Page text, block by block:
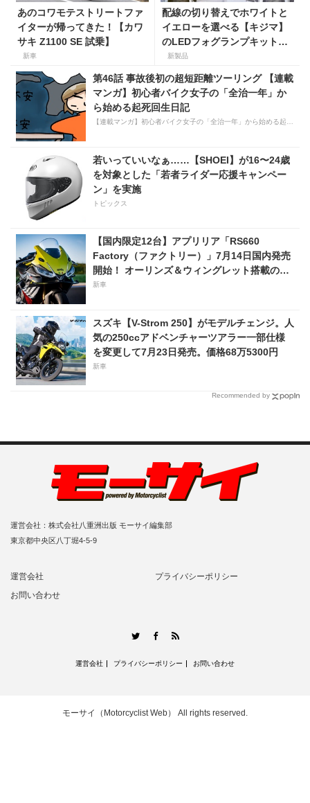
あのコワモテストリートファ
イターが帰ってきた！【カワ
サキ Z1100 SE 試乗】
新車
配線の切り替えでホワイトと
イエローを選べる【キジマ】
のLEDフォグランプキットに
ホンダ ダックス／グロム用が
登場
新製品
第46話 事故後初の超短距離ツーリング 【連載
マンガ】初心者バイク女子の「全治一年」か
ら始める起死回生日記
【連載マンガ】初心者バイク女子の「全治一年」から始める起死回生日記
若いっていいなぁ……【SHOEI】が16〜24歳
を対象とした「若者ライダー応援キャンペー
ン」を実施
トピックス
【国内限定12台】アプリリア「RS660
Factory（ファクトリー）」7月14日国内発売
開始！ オーリンズ＆ウィングレット搭載の上
級仕様は価格198万円！
新車
スズキ【V-Strom 250】がモデルチェンジ。人
気の250ccアドベンチャーツアラー一部仕様
を変更して7月23日発売。価格68万5300円
新車
Recommended by
運営会社：株式会社八重洲出版 モーサイ編集部
東京都中央区八丁堀4-5-9
運営会社
プライバシーポリシー
お問い合わせ
TwitterFacebook
運営会社 プライバシーポリシー お問い合わせ
モーサイ（Motorcyclist Web） All rights reserved.